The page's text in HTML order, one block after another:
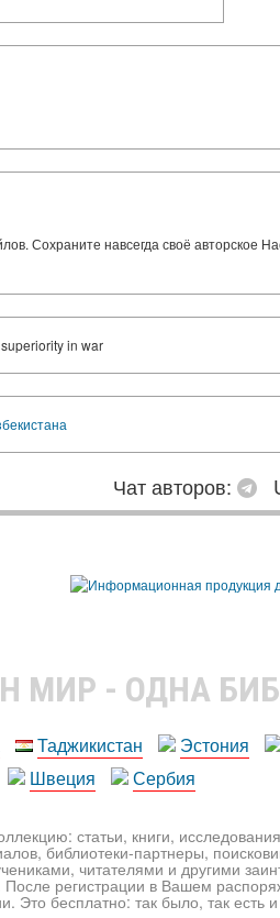
Сохраните навсегда своё авторское
in war
Чат авторов:
МИР - ОДНА
Таджикистан Эстония
Швеция Сербия
статьи, книги,
библиотеки-партнеры,
читателями и другими
регистрации в Вашем
Это бесплатно: так было, так есть и